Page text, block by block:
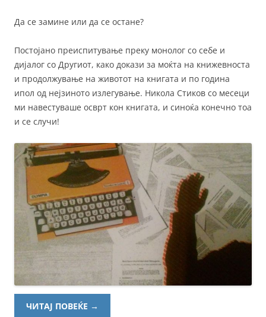
Да се замине или да се остане?
Постојано преиспитување преку монолог со себе и
дијалог со Другиот, како докази за моќта на книжевноста
и продолжување на животот на книгата и по година
ипол од нејзиното излегување. Никола Стиков со месеци
ми навестуваше осврт кон книгата, и синоќа конечно тоа
и се случи!
ЧИТАЈ ПОВЕЌЕ →